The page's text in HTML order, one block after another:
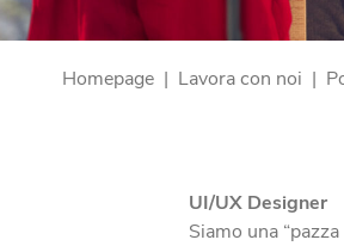
Homepage | Lavora con noi |
UI/UX Designer
Siamo una